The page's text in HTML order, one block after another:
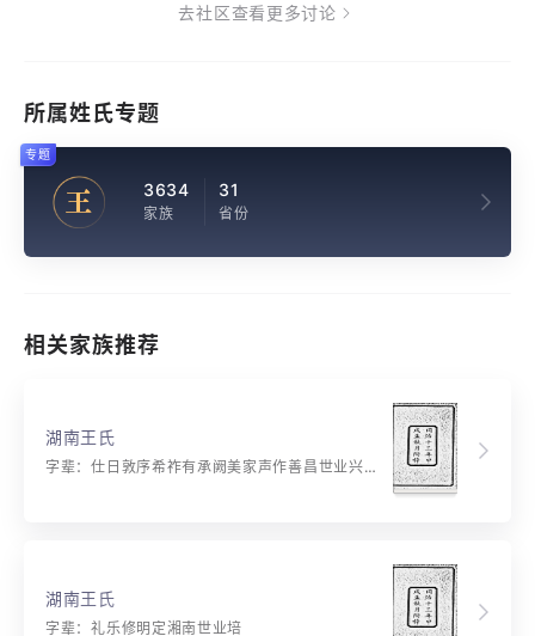
去社区查看更多讨论
所属姓氏专题
王 3634
家族
31
省份
专题
相关家族推荐
湖南王氏
字辈：仕日敦序希祚有承阙美家声作善昌世业兴化起
湖南王氏
字辈：礼乐修明定湘南世业培